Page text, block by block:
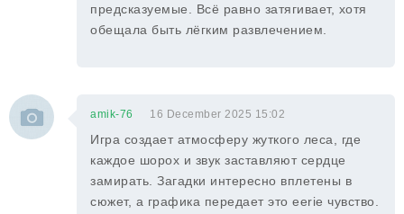
предсказуемые. Всё равно затягивает, хотя
обещала быть лёгким развлечением.
amik-76 16 December 2025 15:02
Игра создает атмосферу жуткого леса, где
каждое шорох и звук заставляют сердце
замирать. Загадки интересно вплетены в
сюжет, а графика передает это eerie чувство.